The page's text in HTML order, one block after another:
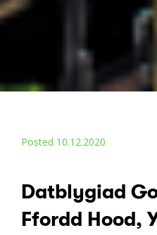
Posted 10.12.2020
Datblygiad
Ffordd Hood,